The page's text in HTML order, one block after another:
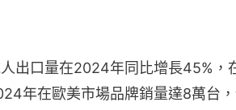
出口量在2024年同比增長45%，
年在歐美市場品牌銷量達8萬台